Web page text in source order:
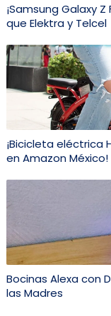
¡Samsung Galaxy Z
que Elektra y Telcel
¡Bicicleta eléctrica
en Amazon México!
Bocinas Alexa con
las Madres